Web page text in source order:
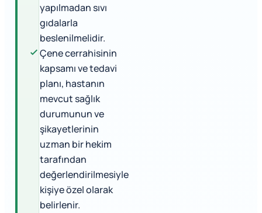
yapılmadan sıvı
gıdalarla
beslenilmelidir.
Çene cerrahisinin
kapsamı ve tedavi
planı, hastanın
mevcut sağlık
durumunun ve
şikayetlerinin
uzman bir hekim
tarafından
değerlendirilmesiyle
kişiye özel olarak
belirlenir.